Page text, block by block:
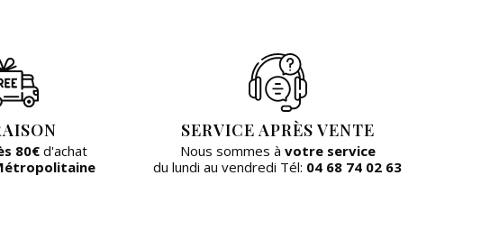
80€d'achat
SERVICE APRÈS VENTE
Nous sommes à votre service
du lundi au vendredi Tél: 04 68 74 02 63